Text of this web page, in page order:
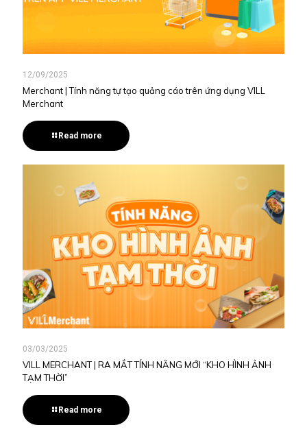
12/09/2025
Merchant | Tính năng tự tạo quảng cáo trên ứng dụng VILL
Merchant
Read more
03/03/2025
VILL MERCHANT | RA MẮT TÍNH NĂNG MỚI “KHO HÌNH ẢNH
TẠM THỜI”
Read more